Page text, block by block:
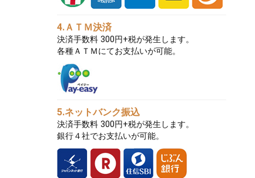
4.ＡＴＭ決済
決済手数料 300円+税が発生します。
各種ＡＴＭにてお支払いが可能。
5.ネットバンク振込
決済手数料 300円+税が発生します。
銀行４社でお支払いが可能。